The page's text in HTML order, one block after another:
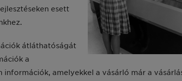
esett
átláthatóságát
a
amelyekkel a vásárló már a